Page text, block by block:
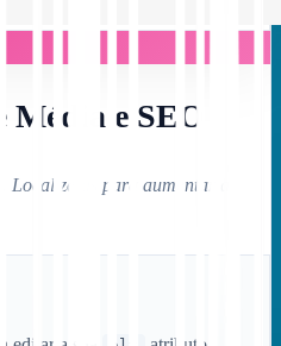
Média e SEO
Localize-as para aumentar a